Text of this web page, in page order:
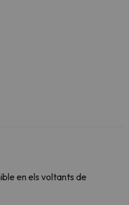
en els voltants de